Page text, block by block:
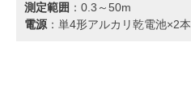
測定範囲 ：0.3～50m
電源：単4形アルカリ乾電池×2本